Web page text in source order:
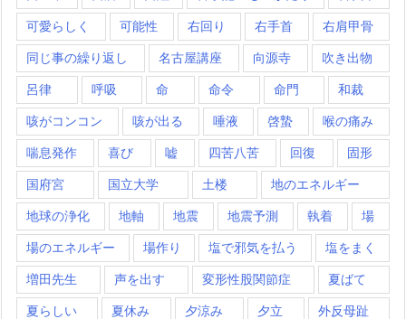
可愛らしく 可能性 右回り 右手首 右肩甲骨
同じ事の繰り返し 名古屋講座 向源寺 吹き出物
呂律 呼吸 命 命令 命門 和裁
咳がコンコン 咳が出る 唾液 啓蟄 喉の痛み
喘息発作 喜び 嘘 四苦八苦 回復 固形
国府宮 国立大学 土楼 地のエネルギー
地球の浄化 地軸 地震 地震予測 執着 場
場のエネルギー 場作り 塩で邪気を払う 塩をまく
増田先生 声を出す 変形性股関節症 夏ばて
夏らしい 夏休み 夕涼み 夕立 外反母趾